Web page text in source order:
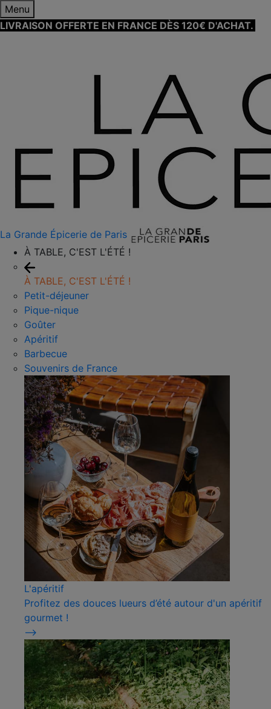
Menu
LIVRAISON OFFERTE EN FRANCE DÈS 120€ D'ACHAT.
La Grande Épicerie de Paris
À TABLE, C'EST L'ÉTÉ !
À TABLE, C'EST L'ÉTÉ !
Petit-déjeuner
Pique-nique
Goûter
Apéritif
Barbecue
Souvenirs de France
L'apéritif
Profitez des douces lueurs d’été autour d'un apéritif
gourmet !
⟶